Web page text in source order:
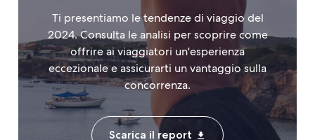
Ti presentiamo le tendenze di viaggio del
2024. Consulta le analisi per scoprire come
offrire ai viaggiatori un'esperienza
eccezionale e assicurarti un vantaggio sulla
concorrenza.
Scarica il report